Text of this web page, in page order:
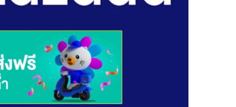
ารถนำด อ กแก้วไปใช้ในพิธีบูชาพ ร ะในพิธี ท า ง ศ า ส น
ทิศตะวันออก ผู้ปลูกควรปลูกในวันพุธ เพราะโบราณเชื่อว่าการ